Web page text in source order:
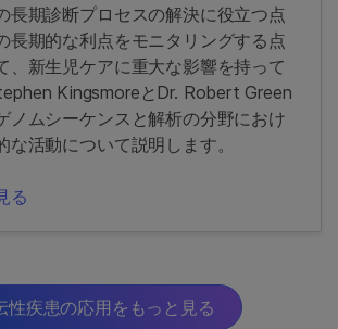
長期診断プロセスの解決に役立つ点
長期的な利点をモニタリングする点
、新生児ケアに重大な影響を持って
KingsmoreとDr. Robert Green
ノムシーケンスと解析の分野におけ
な活動について説明します。
る
性疾患の応用をもっと見る